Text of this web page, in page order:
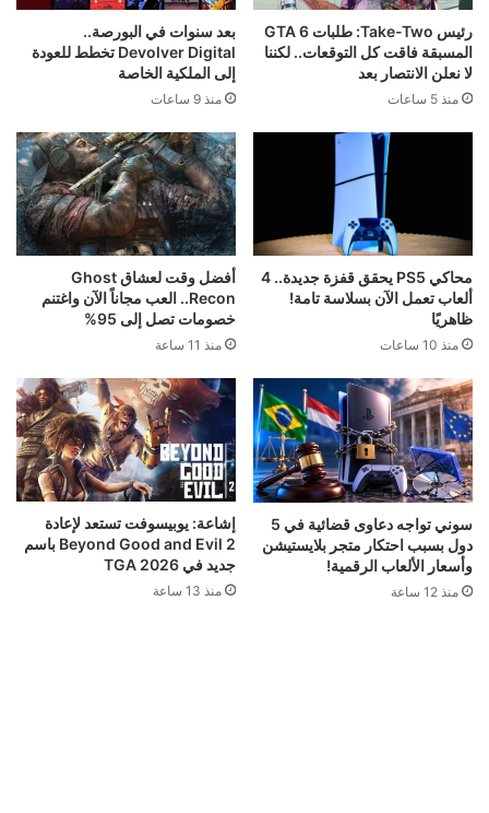
رئيس Take-Two: طلبات GTA 6
المسبقة فاقت كل التوقعات.. لكننا
لا نعلن الانتصار بعد
منذ 5 ساعات
بعد سنوات في البورصة..
Devolver Digital تخطط للعودة
إلى الملكية الخاصة
منذ 9 ساعات
محاكي PS5 يحقق قفزة جديدة.. 4
ألعاب تعمل الآن بسلاسة تامة!
ظاهريًا
منذ 10 ساعات
أفضل وقت لعشاق Ghost
Recon.. العب مجاناً الآن واغتنم
خصومات تصل إلى 95%
منذ 11 ساعة
سوني تواجه دعاوى قضائية في 5
دول بسبب احتكار متجر بلايستيشن
وأسعار الألعاب الرقمية!
منذ 12 ساعة
إشاعة: يوبيسوفت تستعد لإعادة
Beyond Good and Evil 2 باسم
جديد في TGA 2026
منذ 13 ساعة